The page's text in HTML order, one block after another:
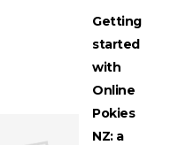
Getting
started
with
Online
Pokies
NZ: a